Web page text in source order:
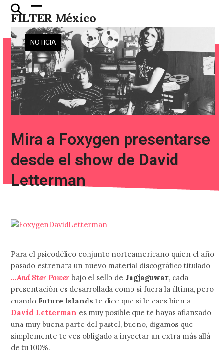
Skip
content
FILTER México
Open
mobile
menu
Close
mobile
menu
NOTICIA
Mira a Foxygen presentarse
desde el show de David
Letterman
Para el psicodélico conjunto norteamericano quien el año
pasado estrenara un nuevo material discográfico titulado
…And Star Power bajo el sello de Jagjaguwar, cada
presentación es desarrollada como si fuera la última, pero
cuando Future Islands te dice que si le caes bien a
David Letterman es muy posible que te hayas afianzado
una muy buena parte del pastel, bueno, digamos que
simplemente te ves obligado a inyectar un extra más allá
de tu 100%.